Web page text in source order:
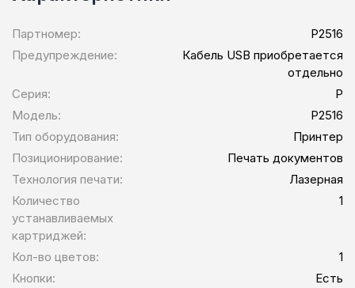
Партномер:
P2516
Предупреждение:
Кабель USB приобретается
отдельно
Серия:
P
Модель:
P2516
Тип оборудования:
Принтер
Позиционирование:
Печать документов
Технология печати:
Лазерная
Количество
устанавливаемых
картриджей:
1
Кол-во цветов:
1
Кнопки:
Есть